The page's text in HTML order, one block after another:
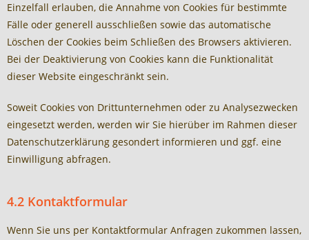
Einzelfall erlauben, die Annahme von Cookies für bestimmte
Fälle oder generell ausschließen sowie das automatische
Löschen der Cookies beim Schließen des Browsers aktivieren.
Bei der Deaktivierung von Cookies kann die Funktionalität
dieser Website eingeschränkt sein.
Soweit Cookies von Drittunternehmen oder zu Analysezwecken
eingesetzt werden, werden wir Sie hierüber im Rahmen dieser
Datenschutzerklärung gesondert informieren und ggf. eine
Einwilligung abfragen.
4.2 Kontaktformular
Wenn Sie uns per Kontaktformular Anfragen zukommen lassen,